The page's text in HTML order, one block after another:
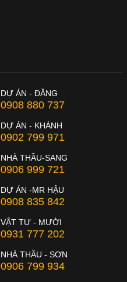
DỰ ÁN - ĐĂNG
0908 880 737
DỰ ÁN - KHÁNH
0902 799 971
NHÀ THẦU-SANG
0906 999 721
DỰ ÁN -MR HẬU
0908 835 842
VẬT TƯ - MƯỜI
0931 777 202
NHÀ THẦU - SƠN
0906 799 934